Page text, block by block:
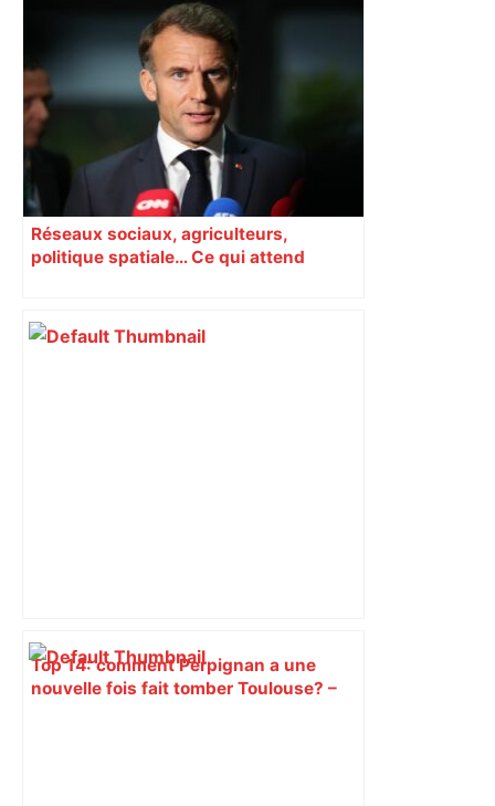
Réseaux sociaux, agriculteurs,
politique spatiale… Ce qui attend
Top 14: comment Perpignan a une
nouvelle fois fait tomber Toulouse? –